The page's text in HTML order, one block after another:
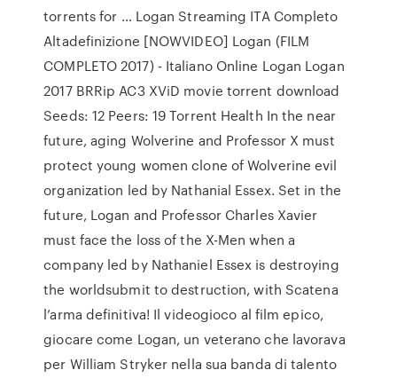
torrents for … Logan Streaming ITA Completo
Altadefinizione [NOWVIDEO] Logan (FILM
COMPLETO 2017) - Italiano Online Logan Logan
2017 BRRip AC3 XViD movie torrent download
Seeds: 12 Peers: 19 Torrent Health In the near
future, aging Wolverine and Professor X must
protect young women clone of Wolverine evil
organization led by Nathanial Essex. Set in the
future, Logan and Professor Charles Xavier
must face the loss of the X-Men when a
company led by Nathaniel Essex is destroying
the worldsubmit to destruction, with Scatena
l’arma definitiva! Il videogioco al film epico,
giocare come Logan, un veterano che lavorava
per William Stryker nella sua banda di talento